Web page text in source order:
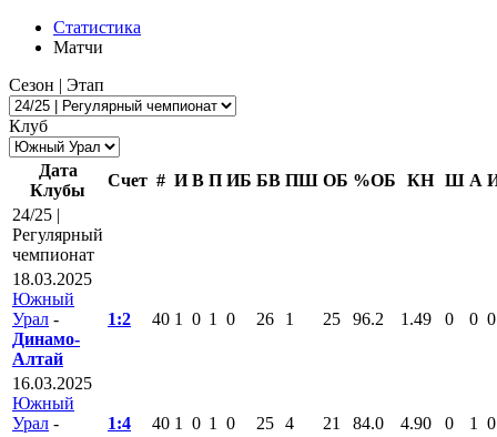
Статистика
Матчи
Сезон | Этап
Клуб
Дата
Клубы
Счет # И В П ИБ БВ ПШ ОБ %ОБ КН Ш А
24/25 |
Регулярный
чемпионат
18.03.2025
Южный
Урал -
Динамо-
Алтай
1:2 40 1 0 1 0 26 1 25 96.2 1.49 0 0 0
16.03.2025
Южный
Урал -
1:4 40 1 0 1 0 25 4 21 84.0 4.90 0 1 0